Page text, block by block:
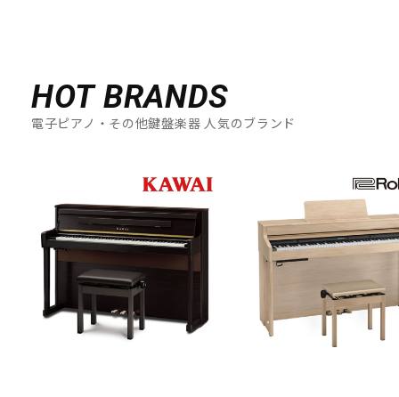
HOT BRANDS
電子ピアノ・その他鍵盤楽器 人気のブランド